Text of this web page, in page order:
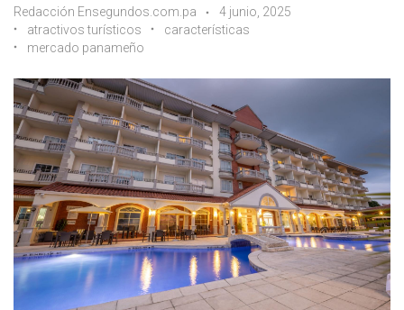
Redacción Ensegundos.com.pa
4 junio, 2025
atractivos turísticos
características
mercado panameño